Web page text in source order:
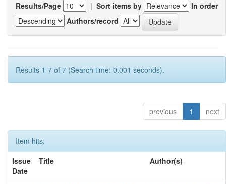
Results/Page | Sort items by
In order
Authors/record
Results 1-7 of 7 (Search time: 0.001 seconds).
previous 1 next
Item hits:
Issue
Date
Title Author(s)